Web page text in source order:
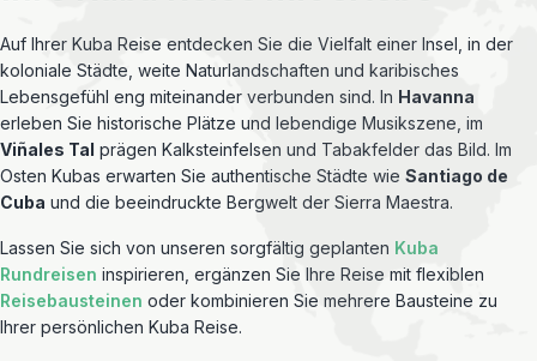
Auf Ihrer Kuba Reise entdecken Sie die Vielfalt einer Insel, in der
koloniale Städte, weite Naturlandschaften und karibisches
Lebensgefühl eng miteinander verbunden sind. In Havanna
erleben Sie historische Plätze und lebendige Musikszene, im
Viñales Tal prägen Kalksteinfelsen und Tabakfelder das Bild. Im
Osten Kubas erwarten Sie authentische Städte wie Santiago de
Cuba und die beeindruckte Bergwelt der Sierra Maestra.
Lassen Sie sich von unseren sorgfältig geplanten Kuba
Rundreisen inspirieren, ergänzen Sie Ihre Reise mit flexiblen
Reisebausteinen oder kombinieren Sie mehrere Bausteine zu
Ihrer persönlichen Kuba Reise.